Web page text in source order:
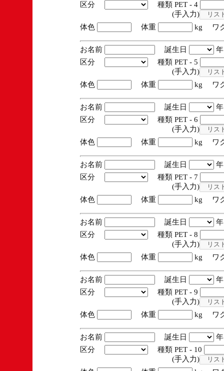
区分
種類 PET - 4
(手入力)
体色
体重 kg ワ
お名前 誕生日
区分
種類 PET - 5
(手入力)
体色
体重 kg ワ
お名前 誕生日
区分
種類 PET - 6
(手入力)
体色
体重 kg ワ
お名前 誕生日
区分
種類 PET - 7
(手入力)
体色
体重 kg ワ
お名前 誕生日
区分
種類 PET - 8
(手入力)
体色
体重 kg ワ
お名前 誕生日
区分
種類 PET - 9
(手入力)
体色
体重 kg ワ
お名前 誕生日
区分
種類 PET - 10
(手入力)